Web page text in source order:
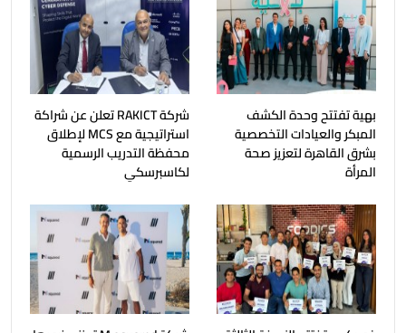
بهية تفتتح وحدة الكشف
المبكر والعيادات التخصصية
بشرق القاهرة لتعزيز صحة
المرأة
شركة RAKICT تعلن عن شراكة
استراتيجية مع MCS لإطلاق
محفظة التدريب الرسمية
لكاسبرسكي